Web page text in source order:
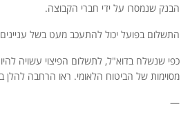
הבנק שנמסרו על ידי חברי הקבוצה.
התשלום בפועל יכול להתעכב מעט בשל
כפי שנשלח בדוא"ל, לתשלום הפיצוי עשויה
מסוימות של הביטוח הלאומי. ראו הרחבה להלן
—